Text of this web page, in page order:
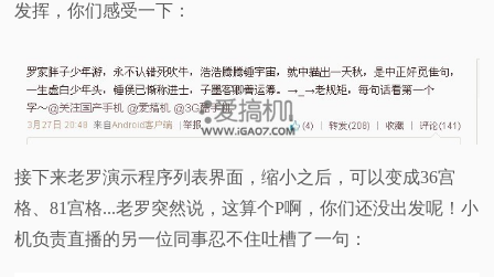
发挥，你们感受一下：
接下来老罗演示程序列表界面，缩小之后，可以变成36宫
格、81宫格...老罗突然说，这算个P啊，你们还没出发呢！小
机负责直播的另一位同事忍不住吐槽了一句：